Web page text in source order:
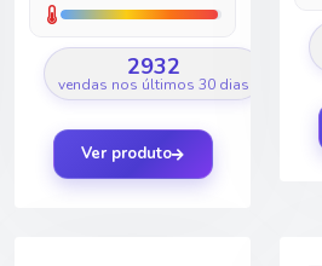
2932
vendas nos últimos 30 dias
Ver produto